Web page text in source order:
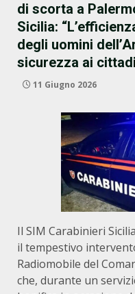
di scorta a
Sicilia:
degli uomini
sicurezza ai
11 Giugno 2026
Il SIM Carabinieri
il tempestivo
Radiomobile del
che, durante un